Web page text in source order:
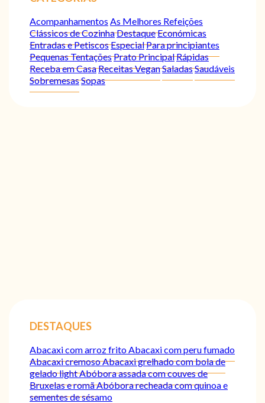
Acompanhamentos As Melhores Refeições
Clássicos de CozinhaDestaqueEconómicas
Entradas e PetiscosEspecialPara principiantes
Pequenas TentaçõesPrato PrincipalRápidas
Receba em CasaReceitas VeganSaladasSaudáveis
SobremesasSopas
DESTAQUES
Abacaxi com arroz fritoAbacaxi com peru fumado
Abacaxi cremosoAbacaxi grelhado com bola de
gelado lightAbóbora assada com couves de
Bruxelas e romãAbóbora recheada com quinoa e
sementes de sésamo